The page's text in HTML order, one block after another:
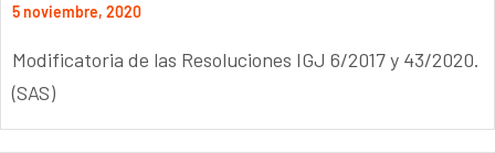
5 noviembre, 2020
Modificatoria de las Resoluciones IGJ 6/2017 y 43/2020.
(SAS)